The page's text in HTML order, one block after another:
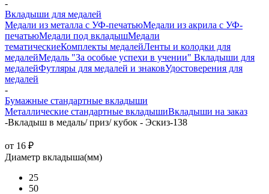
-
Вкладыши для медалей
Медали из металла с УФ-печатьюМедали из акрила с УФ-
печатьюМедали под вкладышМедали
тематическиеКомплекты медалейЛенты и колодки для
медалейМедаль "За особые успехи в учении" Вкладыши для
медалейФутляры для медалей и знаковУдостоверения для
медалей
-
Бумажные стандартные вкладыши
Металлические стандартные вкладышиВкладыши на заказ
-Вкладыш в медаль/ приз/ кубок - Эскиз-138
от 16 ₽
Диаметр вкладыша(мм)
25
50